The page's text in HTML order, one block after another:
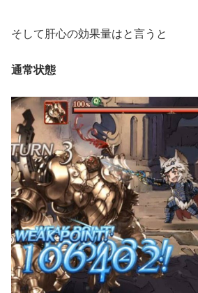
そして肝心の効果量はと言うと
通常状態